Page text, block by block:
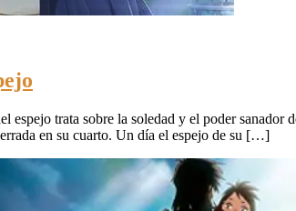
espejo trata sobre la soledad y el poder
en su cuarto. Un día el espejo de su […]